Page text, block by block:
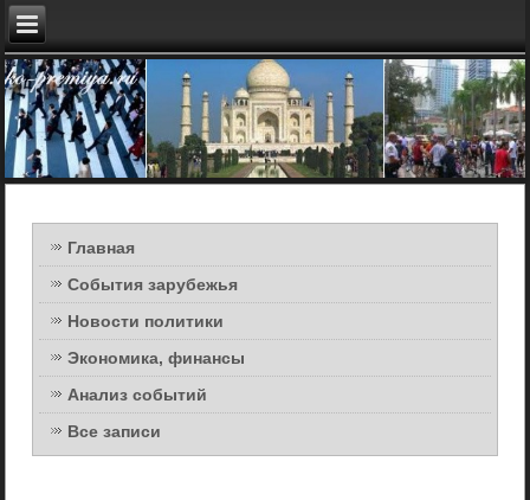
Главная
События зарубежья
Новости политики
Экономика, финансы
Анализ событий
Все записи